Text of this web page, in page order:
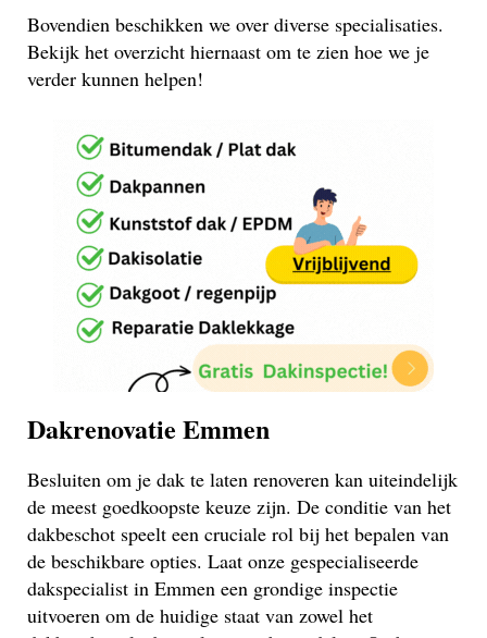
Bovendien beschikken we over diverse specialisaties.
Bekijk het overzicht hiernaast om te zien hoe we je
verder kunnen helpen!
Dakrenovatie Emmen
Besluiten om je dak te laten renoveren kan uiteindelijk
de meest goedkoopste keuze zijn. De conditie van het
dakbeschot speelt een cruciale rol bij het bepalen van
de beschikbare opties. Laat onze gespecialiseerde
dakspecialist in Emmen een grondige inspectie
uitvoeren om de huidige staat van zowel het